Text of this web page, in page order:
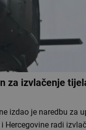
za izvlačenje
izdao je naredbu za
Hercegovine radi